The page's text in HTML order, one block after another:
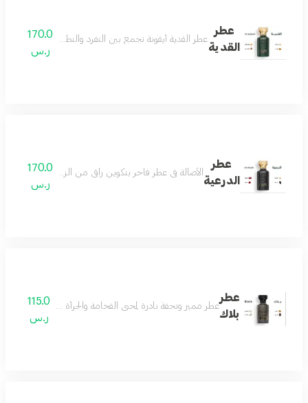
عطر
القدية
عطر القدية أيقونة تجمع بين التفرد والتطور والجمال
170.0
ر.س
عطر
الدرعية
الأصالة في عطر فاخر بتكوين راقي من الزعفران والمسك
170.0
ر.س
عطر
بلاك
عطر مميز وتحفة نادرة لمحبي الفخامة والجرأة مزيج من رائحة
115.0
ر.س